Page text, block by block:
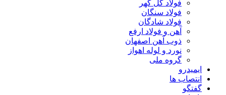
فولاد گل گهر
فولاد سنگان
فولاد شادگان
آهن و فولاد ارفع
ذوب آهن اصفهان
نورد و لوله اهواز
گروه ملی
ایمیدرو
انتصاب ها
گفتگو